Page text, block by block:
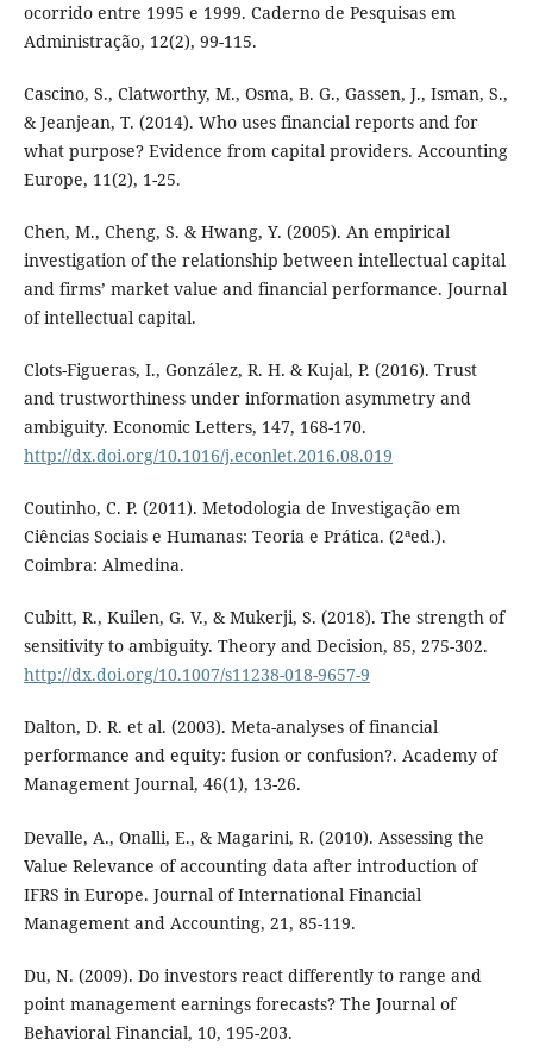
ocorrido entre 1995 e 1999. Caderno de Pesquisas em
Administração, 12(2), 99-115.
Cascino, S., Clatworthy, M., Osma, B. G., Gassen, J., Isman, S.,
& Jeanjean, T. (2014). Who uses financial reports and for
what purpose? Evidence from capital providers. Accounting
Europe, 11(2), 1-25.
Chen, M., Cheng, S. & Hwang, Y. (2005). An empirical
investigation of the relationship between intellectual capital
and firms’ market value and financial performance. Journal
of intellectual capital.
Clots-Figueras, I., González, R. H. & Kujal, P. (2016). Trust
and trustworthiness under information asymmetry and
ambiguity. Economic Letters, 147, 168-170.
http://dx.doi.org/10.1016/j.econlet.2016.08.019
Coutinho, C. P. (2011). Metodologia de Investigação em
Ciências Sociais e Humanas: Teoria e Prática. (2ªed.).
Coimbra: Almedina.
Cubitt, R., Kuilen, G. V., & Mukerji, S. (2018). The strength of
sensitivity to ambiguity. Theory and Decision, 85, 275-302.
http://dx.doi.org/10.1007/s11238-018-9657-9
Dalton, D. R. et al. (2003). Meta-analyses of financial
performance and equity: fusion or confusion?. Academy of
Management Journal, 46(1), 13-26.
Devalle, A., Onalli, E., & Magarini, R. (2010). Assessing the
Value Relevance of accounting data after introduction of
IFRS in Europe. Journal of International Financial
Management and Accounting, 21, 85-119.
Du, N. (2009). Do investors react differently to range and
point management earnings forecasts? The Journal of
Behavioral Financial, 10, 195-203.